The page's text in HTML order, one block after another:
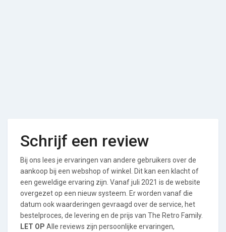
Schrijf een review
Bij ons lees je ervaringen van andere gebruikers over de
aankoop bij een webshop of winkel. Dit kan een klacht of
een geweldige ervaring zijn. Vanaf juli 2021 is de website
overgezet op een nieuw systeem. Er worden vanaf die
datum ook waarderingen gevraagd over de service, het
bestelproces, de levering en de prijs van The Retro Family.
LET OP Alle reviews zijn persoonlijke ervaringen,